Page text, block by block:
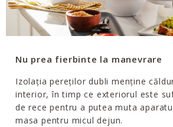
Nu prea fierbinte la manevrare
Izolația pereților dubli menține
interior, în timp ce exteriorul este
de rece pentru a putea muta
masa pentru micul dejun.